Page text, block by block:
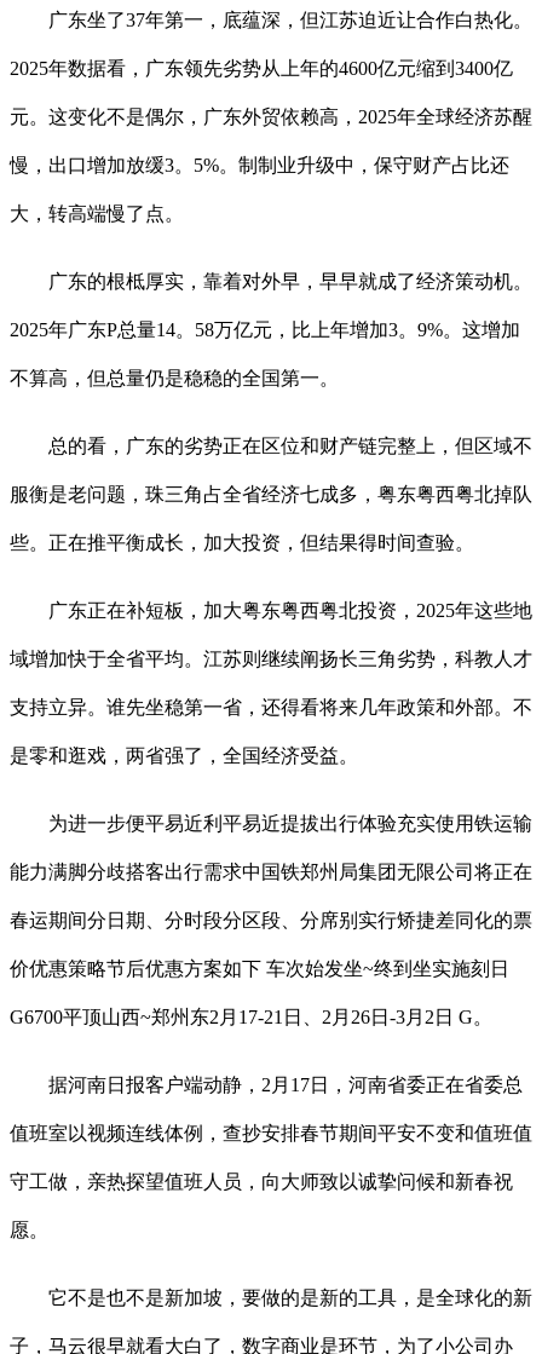
广东坐了37年第一，底蕴深，但江苏迫近让合作白热化。
2025年数据看，广东领先劣势从上年的4600亿元缩到3400亿
元。这变化不是偶尔，广东外贸依赖高，2025年全球经济苏醒
慢，出口增加放缓3。5%。制制业升级中，保守财产占比还
大，转高端慢了点。
广东的根柢厚实，靠着对外早，早早就成了经济策动机。
2025年广东P总量14。58万亿元，比上年增加3。9%。这增加
不算高，但总量仍是稳稳的全国第一。
总的看，广东的劣势正在区位和财产链完整上，但区域不
服衡是老问题，珠三角占全省经济七成多，粤东粤西粤北掉队
些。正在推平衡成长，加大投资，但结果得时间查验。
广东正在补短板，加大粤东粤西粤北投资，2025年这些地
域增加快于全省平均。江苏则继续阐扬长三角劣势，科教人才
支持立异。谁先坐稳第一省，还得看将来几年政策和外部。不
是零和逛戏，两省强了，全国经济受益。
为进一步便平易近利平易近提拔出行体验充实使用铁运输
能力满脚分歧搭客出行需求中国铁郑州局集团无限公司将正在
春运期间分日期、分时段分区段、分席别实行矫捷差同化的票
价优惠策略节后优惠方案如下 车次始发坐~终到坐实施刻日
G6700平顶山西~郑州东2月17-21日、2月26日-3月2日 G。
据河南日报客户端动静，2月17日，河南省委正在省委总
值班室以视频连线体例，查抄安排春节期间平安不变和值班值
守工做，亲热探望值班人员，向大师致以诚挚问候和新春祝
愿。
它不是也不是新加坡，要做的是新的工具，是全球化的新
子，马云很早就看大白了，数字商业是环节，为了小公司办